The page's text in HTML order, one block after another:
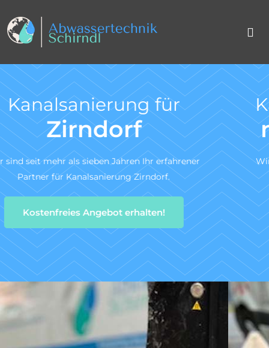
Kanal TV-Untersuchung
nach DIN 1986-30
Wir sind ein zertifiziertes Fachunternehmen für die
Kanal-TV-Untersuchung gem. DIN 1986-30.
Zum Angebotsservice